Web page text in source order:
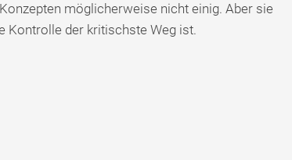
möglicherweise nicht einig. Aber sie
Kontrolle der kritischste Weg ist.